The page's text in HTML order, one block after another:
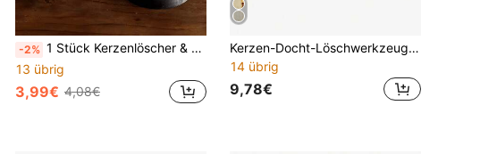
-2% 1 Stück Kerzenlöscher & Dochttrimmer, zufälliger goldener Kerzenlöscher & schwarzer Kerzenlöscher, Heimdekoration
13 übrig
3,99€ 4,08€
Kerzen-Docht-Löschwerkzeug, Aromatherapie Lang brennende Kerzen-Löschglocke
14 übrig
9,78€